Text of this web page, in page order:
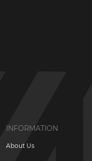
INFORMATION
About Us